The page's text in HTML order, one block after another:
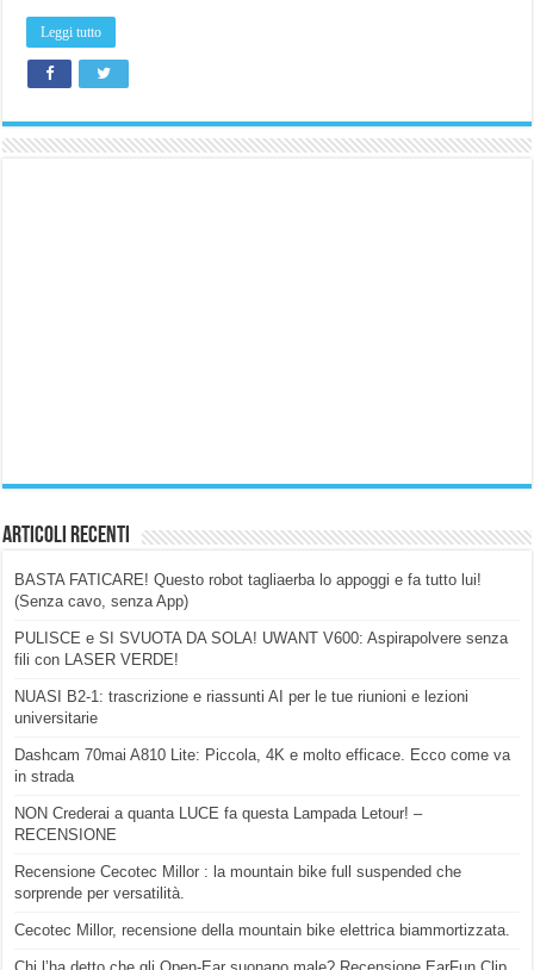
Leggi tutto
Articoli Recenti
BASTA FATICARE! Questo robot tagliaerba lo appoggi e fa tutto lui!
(Senza cavo, senza App)
PULISCE e SI SVUOTA DA SOLA! UWANT V600: Aspirapolvere senza
fili con LASER VERDE!
NUASI B2-1: trascrizione e riassunti AI per le tue riunioni e lezioni
universitarie
Dashcam 70mai A810 Lite: Piccola, 4K e molto efficace. Ecco come va
in strada
NON Crederai a quanta LUCE fa questa Lampada Letour! –
RECENSIONE
Recensione Cecotec Millor : la mountain bike full suspended che
sorprende per versatilità.
Cecotec Millor, recensione della mountain bike elettrica biammortizzata.